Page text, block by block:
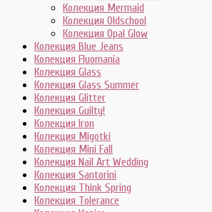
Колекция Mermaid
Колекция Oldschool
Колекция Opal Glow
Колекция Blue Jeans
Колекция Fluomania
Колекция Glass
Колекция Glass Summer
Колекция Glitter
Колекция Guilty!
Колекция Iron
Колекция Migotki
Колекция Mini Fall
Колекция Nail Art Wedding
Колекция Santorini
Колекция Think Spring
Колекция Tolerance